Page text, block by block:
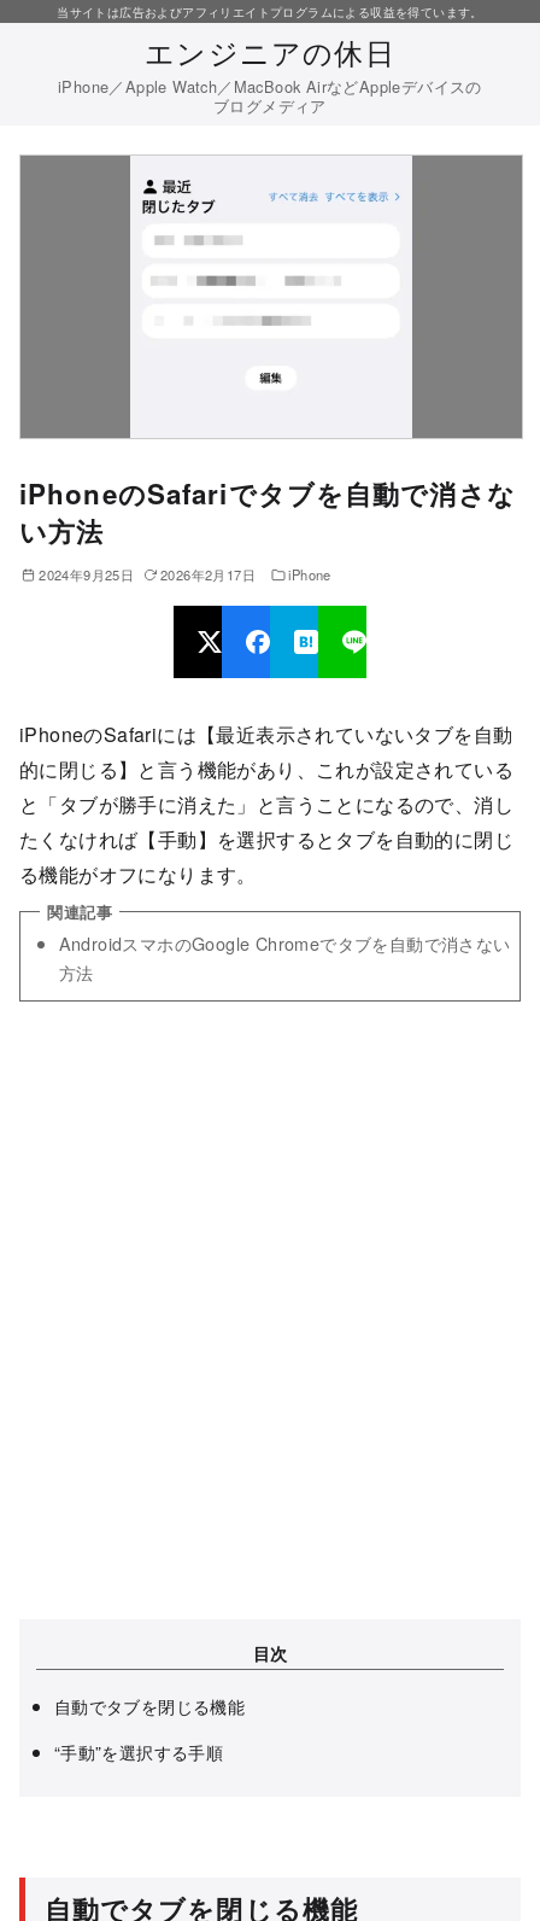
当サイトは広告およびアフィリエイトプログラムによる収益を得ています。
エンジニアの休日
iPhone／Apple Watch／MacBook AirなどAppleデバイスの
ブログメディア
iPhoneのSafariでタブを自動で消さな
い方法
2024年9月25日 2026年2月17日 iPhone
iPhoneのSafariには【最近表示されていないタブを自動
的に閉じる】と言う機能があり、これが設定されている
と「タブが勝手に消えた」と言うことになるので、消し
たくなければ【手動】を選択するとタブを自動的に閉じ
る機能がオフになります。
AndroidスマホのGoogle Chromeでタブを自動で消さない
方法
目次
自動でタブを閉じる機能
“手動”を選択する手順
自動でタブを閉じる機能